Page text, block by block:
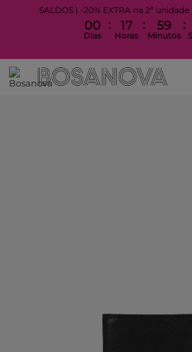
SALDOS | -20% EXTRA na 2ª
00
Dias
: 17
Horas
: 59
Minutos
: